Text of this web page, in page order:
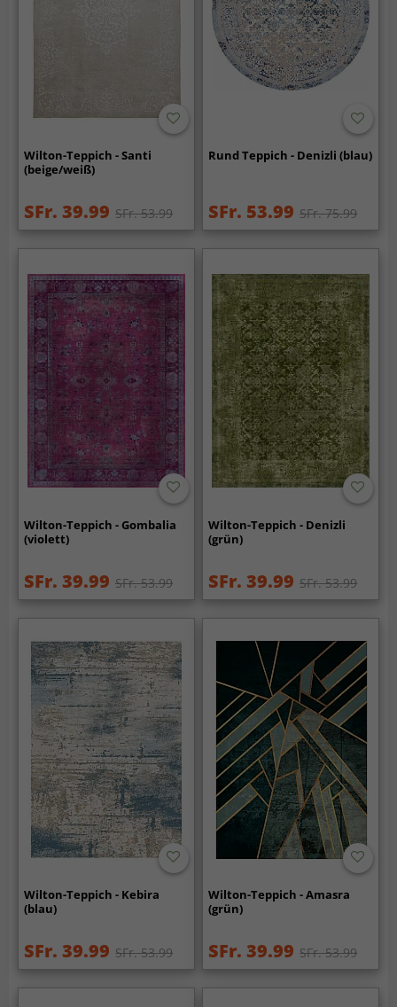
Wilton-Teppich - Santi
(beige/weiß)
SFr. 39.99 SFr. 53.99
Rund Teppich - Denizli (blau)
SFr. 53.99 SFr. 75.99
Wilton-Teppich - Gombalia
(violett)
SFr. 39.99 SFr. 53.99
Wilton-Teppich - Denizli
(grün)
SFr. 39.99 SFr. 53.99
Wilton-Teppich - Kebira
(blau)
SFr. 39.99 SFr. 53.99
Wilton-Teppich - Amasra
(grün)
SFr. 39.99 SFr. 53.99